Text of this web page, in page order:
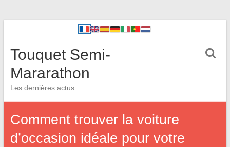
Touquet Semi-
Mararathon
Les dernières actus
Comment trouver la voiture
d’occasion idéale pour votre